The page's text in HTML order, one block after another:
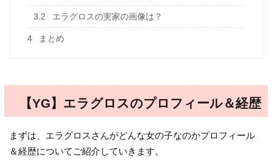
3.2 エラグロスの実家の画像は？
4 まとめ
【YG】エラグロスのプロフィール＆経歴
まずは、エラグロスさんがどんな女の子なのかプロフィール
＆経歴についてご紹介していきます。